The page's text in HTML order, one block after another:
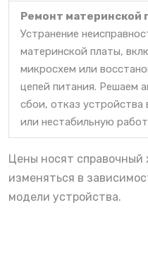
Ремонт материнской
Устранение
материнской платы,
микросхем или
цепей питания. Решаем
сбои, отказ устройства
или нестабильную
Цены носят справочный
изменяться в
модели устройства.